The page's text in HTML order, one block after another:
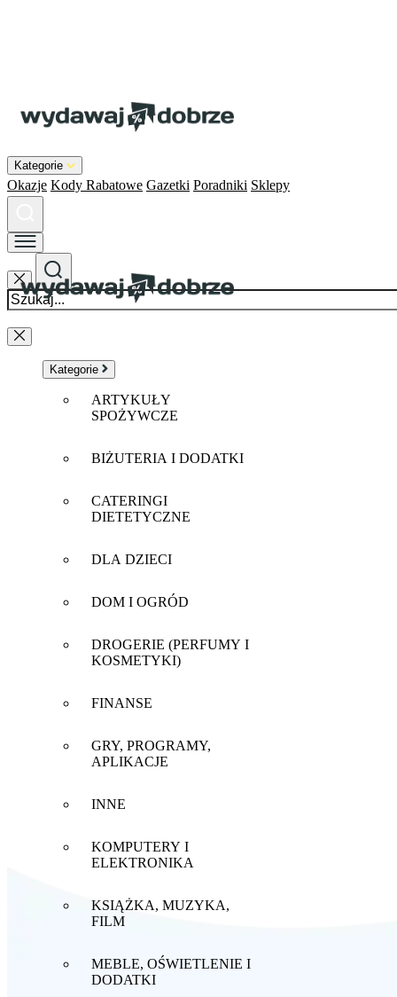
Kategorie
Okazje Kody Rabatowe Gazetki Poradniki Sklepy
Kategorie
ARTYKUŁY
SPOŻYWCZE
BIŻUTERIA I DODATKI
CATERINGI
DIETETYCZNE
DLA DZIECI
DOM I OGRÓD
DROGERIE (PERFUMY I
KOSMETYKI)
FINANSE
GRY, PROGRAMY,
APLIKACJE
INNE
KOMPUTERY I
ELEKTRONIKA
KSIĄŻKA, MUZYKA,
FILM
MEBLE, OŚWIETLENIE I
DODATKI